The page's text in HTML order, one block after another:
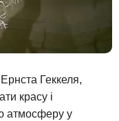
Геккеля,
красу і
атмосферу у